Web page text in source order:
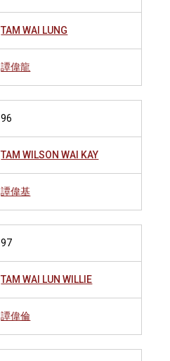
TAM WAI LUNG
譚偉龍
96
TAM WILSON WAI KAY
譚偉基
97
TAM WAI LUN WILLIE
譚偉倫